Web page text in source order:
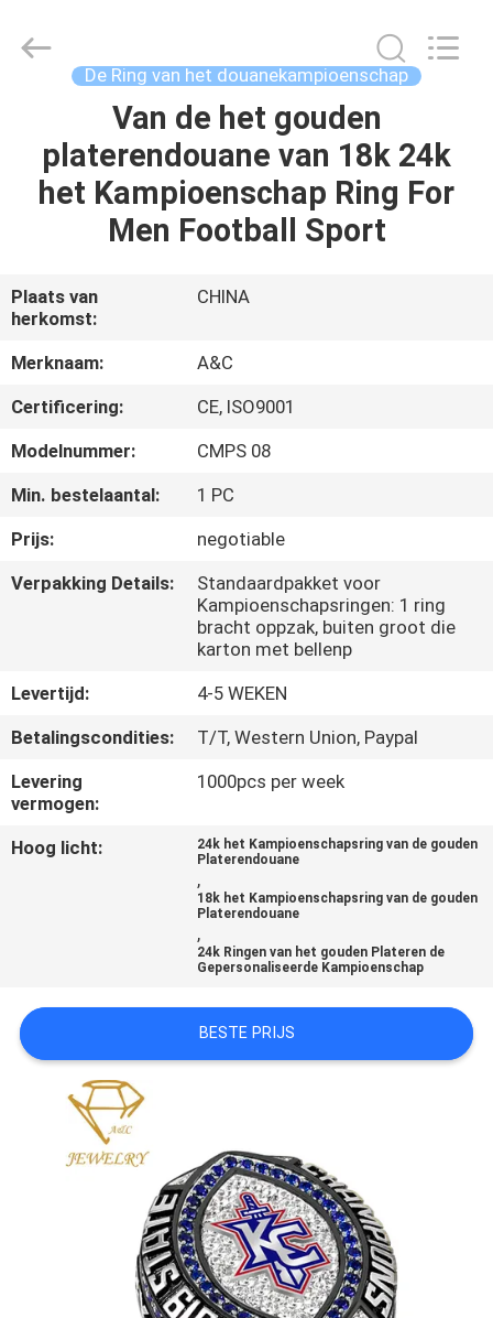
PRODUCTEN
ONS
FABRIEKSREIS
KWALITEITSCONTROLE
CONTACTEER
ONS
GEVALLEN
SITEMAP
PRIVACY
POLICY
Jewelry
De Ring van het douanekampioenschap
Van de het gouden
platerendouane van 18k 24k
het Kampioenschap Ring For
Men Football Sport
Plaats van
herkomst:
CHINA
Merknaam:
A&C
Certificering:
CE, ISO9001
Modelnummer:
CMPS 08
Min. bestelaantal:
1 PC
Prijs:
negotiable
Verpakking Details:
Standaardpakket voor
Kampioenschapsringen: 1 ring
bracht oppzak, buiten groot die
karton met bellenp
Levertijd:
4-5 WEKEN
Betalingscondities:
T/T, Western Union, Paypal
Levering
vermogen:
1000pcs per week
Hoog licht:
24k het Kampioenschapsring van de gouden
Platerendouane
,
18k het Kampioenschapsring van de gouden
Platerendouane
,
24k Ringen van het gouden Plateren de
Gepersonaliseerde Kampioenschap
BESTE PRIJS